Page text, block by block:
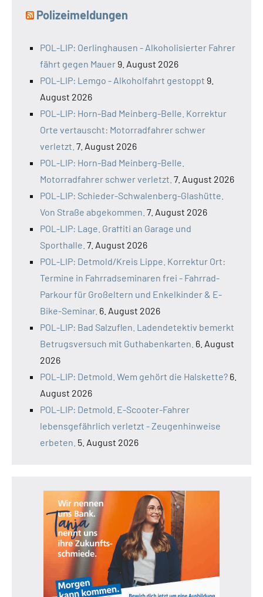
Polizeimeldungen
POL-LIP: Oerlinghausen - Alkoholisierter Fahrer
fährt gegen Mauer 9. August 2026
POL-LIP: Lemgo - Alkoholfahrt gestoppt 9.
August 2026
POL-LIP: Horn-Bad Meinberg-Belle. Korrektur
Orte vertauscht: Motorradfahrer schwer
verletzt. 7. August 2026
POL-LIP: Horn-Bad Meinberg-Belle.
Motorradfahrer schwer verletzt. 7. August 2026
POL-LIP: Schieder-Schwalenberg-Glashütte.
Von Straße abgekommen. 7. August 2026
POL-LIP: Lage. Graffiti an Garage und
Sporthalle. 7. August 2026
POL-LIP: Detmold/Kreis Lippe. Korrektur Ort:
Termine in Fahrradseminaren frei - Fahrrad-
Parkour für Großeltern und Enkelkinder & E-
Bike-Seminar. 6. August 2026
POL-LIP: Bad Salzuflen. Ladendetektiv bemerkt
Betrugsversuch mit Guthabenkarten. 6. August
2026
POL-LIP: Detmold. Wem gehört die Halskette? 6.
August 2026
POL-LIP: Detmold. E-Scooter-Fahrer
lebensgefährlich verletzt - Zeugenhinweise
erbeten. 5. August 2026